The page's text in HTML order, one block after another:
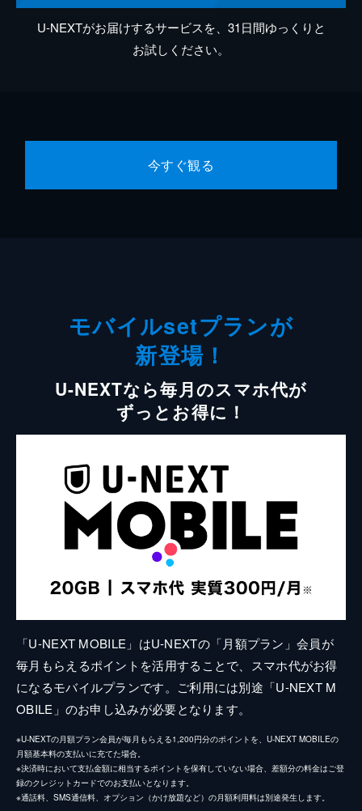
U-NEXTがお届けするサービスを、31日間ゆっくりと
お試しください。
今すぐ観る
モバイルsetプランが
新登場！
U-NEXTなら毎月のスマホ代が
ずっとお得に！
「U-NEXT MOBILE」はU-NEXTの「月額プラン」会員が
毎月もらえるポイントを活用することで、スマホ代がお得
になるモバイルプランです。ご利用には別途「U-NEXT M
OBILE」のお申し込みが必要となります。
※U-NEXTの月額プラン会員が毎月もらえる1,200円分のポイントを、U-NEXT MOBILEの
月額基本料の支払いに充てた場合。
※決済時において支払金額に相当するポイントを保有していない場合、差額分の料金はご登
録のクレジットカードでのお支払いとなります。
※通話料、SMS通信料、オプション（かけ放題など）の月額利用料は別途発生します。